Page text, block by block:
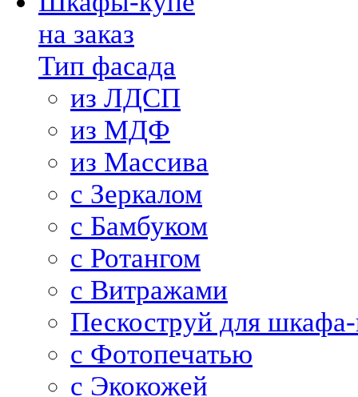
на заказ
Тип фасада
из ЛДСП
из МДФ
из Массива
с Зеркалом
с Бамбуком
с Ротангом
с Витражами
Пескоструй для
с Фотопечатью
с Экокожей